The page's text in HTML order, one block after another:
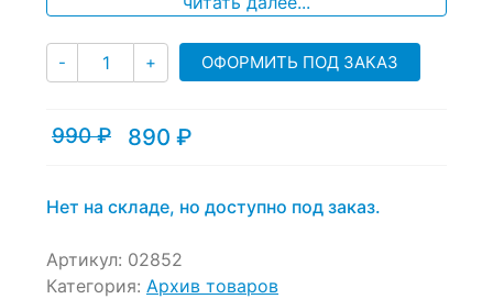
- Количество
+ ОФОРМИТЬ ПОД ЗАКАЗ
990₽
Первоначальная
990 ₽.
890 ₽
Текущая
Нет на складе, но доступно под заказ.
Артикул: 02852
Категория: Архив товаров